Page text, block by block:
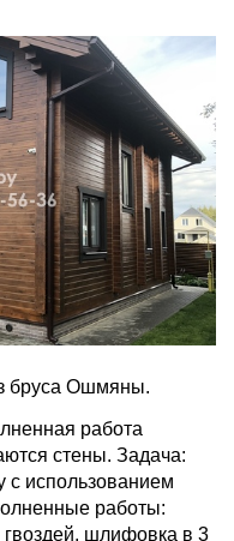
бруса Ошмяны.
работа
стены. Задача:
с использованием
работы:
шлифовка в 3